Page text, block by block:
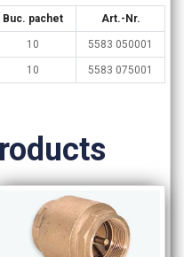
Buc. pachet Art.-Nr.
10 5583 050001
10 5583 075001